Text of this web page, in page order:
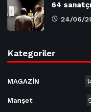
64
24/06/
Kategoriler
MAGAZİN
Manşet